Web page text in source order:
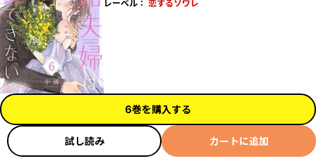
レーベル： 恋するソワレ
6巻を購入する
試し読み カートに追加